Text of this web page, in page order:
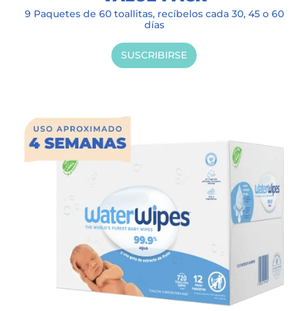
9 Paquetes de 60 toallitas, recíbelos cada 30, 45 o 60
días
SUSCRIBIRSE